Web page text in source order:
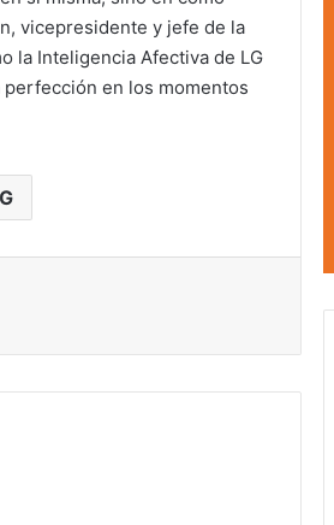
vicepresidente y jefe de la
la Inteligencia Afectiva de LG
en los momentos